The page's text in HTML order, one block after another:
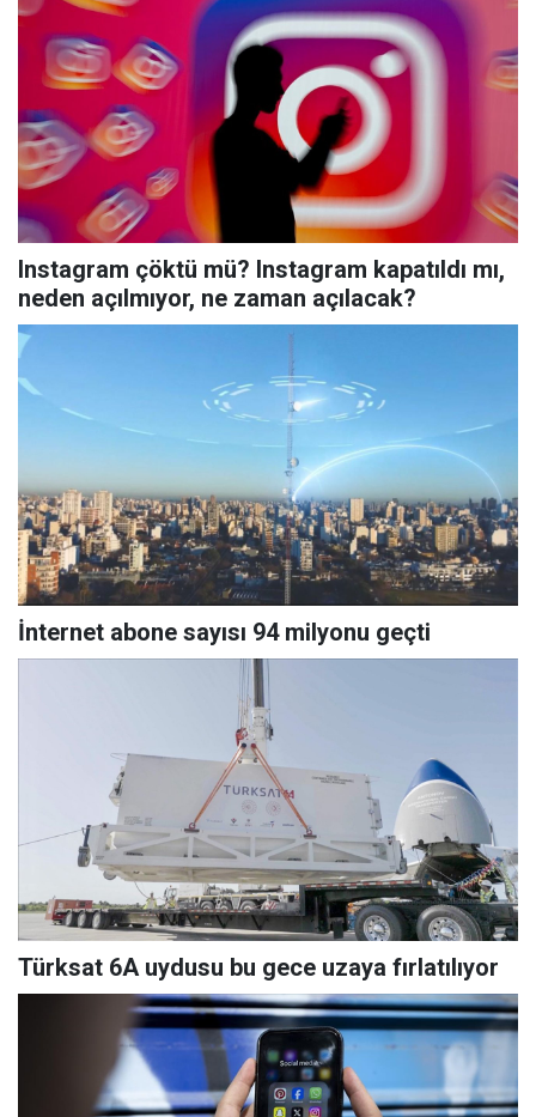
Instagram çöktü mü? Instagram kapatıldı mı,
neden açılmıyor, ne zaman açılacak?
İnternet abone sayısı 94 milyonu geçti
Türksat 6A uydusu bu gece uzaya fırlatılıyor